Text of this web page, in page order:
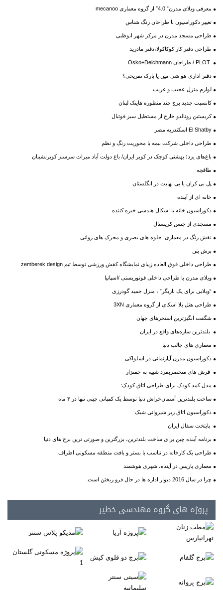
معرفی ویلای مدرن” 4.0″ از گروه معماری mecanoo
تغییر دکوراسیون با طراحان رنگ شناس
طراحی مسجد مدرن در مرکز شهر ابوظبی
طراحی دفتر کار کوکاکولا،دفتر مادرید
دفتر اداری هو شی مین یا پارک تفریحی؟
لوازم منزل عجیب و غریب
کانسپت جدید برج چند منظوره هایتک لبنان
کریستین رونالدو خارج از مستطیل سبز فوتبال
El Shatby اسکندریه مصر
طراحی داخلی شرکت بیمه با محوریت رنگ و نظم
باغ‌های یزد؛ بهشتی کوچک در کویر ایران/ باغ دولت آباد میراث سرسبز كويرنشينان
طاقچه
پل بی کران یا بی نهایت در انگلستان
خانه ای از آینده
دکوراسیون خانه با اشکال هندسی خیره کننده
مسجدی از جنس کریستال
نقش رنگ در معماری: جلوه های بصری و محرک های روانی
برش بتن
طراحی داخلی فوق العاده زیبای نمایشگاه کفش‌ ورزشی توسط تیم zemberek design
ویلای مدرن با طراحی داخلی فوتوریستی /اسپانیا
“ویلایی برای یک بازیگر” ، منزل حمید گودرزی
طراحی هتل بلا اسکای از گروه معماری 3XN
شگفت انگیزترین استخرهای جهان
بلندترین سازه‌های واقع در ایران
معماري هاي جالب دنيا
دکوراسیون مدرن آپارتمانی در اسلواکی
فرش های منحصربفرد شبیه به چمنزار
مدل کمد کودک برای طراحی اتاق کودک:
ساخت بلندترین آسمان‌خراش دنیا توسط یک کمپانی چینی تنها در ۳ ماه
دکوراسیون اتاق زیر شیروانی شیک
پایتخت سفال ایران
برنامه آینده چین برای ساخت بلندترین، بزرگترین و صورتی ترین برج های دنیا
طراحی یک کارخانه در تناسب با بستر و بافت منطقه مسکونی اطراف
معماری پاریس در آینده، شهری هوشمند
چرا در سال 2016 دیوار اداره ها در حال فرو ریختن است
پروژه های گروه مهندسی خطیر